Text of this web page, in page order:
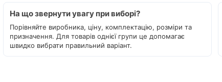
На що звернути увагу при виборі?
Порівняйте виробника, ціну, комплектацію, розміри та
призначення. Для товарів однієї групи це допомагає
швидко вибрати правильний варіант.